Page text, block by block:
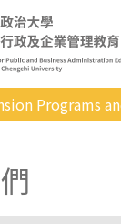
Programs
專業/學分
證照/考試